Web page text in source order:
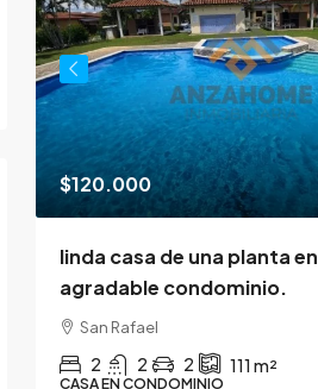
$120.000
linda casa de una planta en
agradable condominio.
San Rafael
2 2 2 111 m²
CASA EN CONDOMINIO